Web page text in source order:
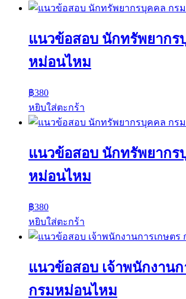
แนวข้อสอบ นักทรัพยากร
หม่อนไหม
฿380
หยิบใส่ตะกร้า
แนวข้อสอบ นักทรัพยากร
หม่อนไหม
฿380
หยิบใส่ตะกร้า
แนวข้อสอบ เจ้าพนักงานก
กรมหม่อนไหม